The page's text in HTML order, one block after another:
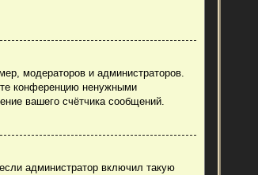
модераторов и администраторов.
конференцию ненужными
вашего счётчика сообщений.
администратор включил такую